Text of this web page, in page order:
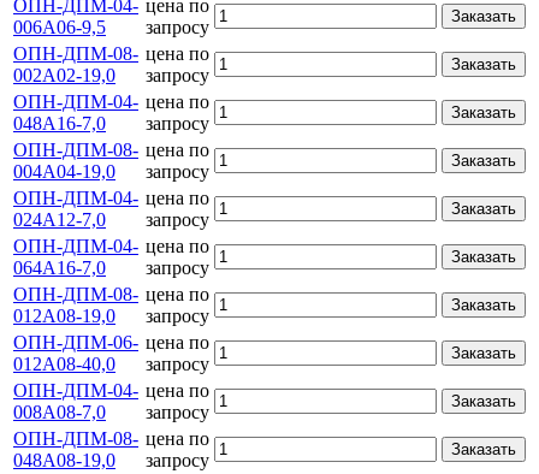
ОПН-ДПМ-04-
006А06-9,5
цена по
запросу
Заказать
ОПН-ДПМ-08-
002А02-19,0
цена по
запросу
Заказать
ОПН-ДПМ-04-
048А16-7,0
цена по
запросу
Заказать
ОПН-ДПМ-08-
004А04-19,0
цена по
запросу
Заказать
ОПН-ДПМ-04-
024А12-7,0
цена по
запросу
Заказать
ОПН-ДПМ-04-
064А16-7,0
цена по
запросу
Заказать
ОПН-ДПМ-08-
012А08-19,0
цена по
запросу
Заказать
ОПН-ДПМ-06-
012А08-40,0
цена по
запросу
Заказать
ОПН-ДПМ-04-
008А08-7,0
цена по
запросу
Заказать
ОПН-ДПМ-08-
048А08-19,0
цена по
запросу
Заказать